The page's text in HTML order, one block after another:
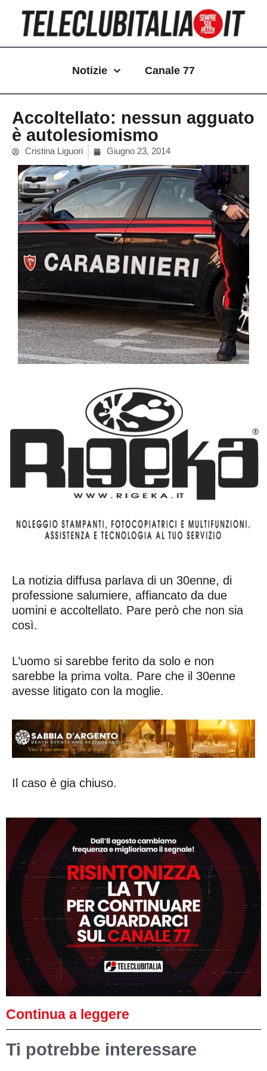
contenuto
Notizie Canale 77
Accoltellato: nessun agguato
è autolesiomismo
Cristina Liguori Giugno 23, 2014
La notizia diffusa parlava di un 30enne, di
professione salumiere, affiancato da due
uomini e accoltellato. Pare però che non sia
così.
L’uomo si sarebbe ferito da solo e non
sarebbe la prima volta. Pare che il 30enne
avesse litigato con la moglie.
Il caso è gia chiuso.
Continua a leggere
Ti potrebbe interessare